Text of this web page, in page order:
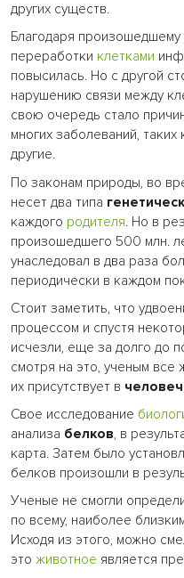
других существ.
Благодаря
переработки клетками
повысилась. Но с другой
нарушению связи между
свою очередь стало
многих заболеваний,
другие.
По законам природы, во
несет два типа
каждого родителя. Но в
произошедшего 500 млн.
унаследовал в два раза
периодически в каждом
Стоит заметить, что
процессом и спустя
исчезли, еще за долго до
смотря на это, ученым все
их присутствует в
Свое исследование
анализа белков, в
карта. Затем было
белков произошли в
Ученые не смогли
по всему, наиболее
Исходя из этого, можно
это животное является